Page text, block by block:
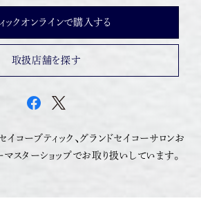
ックオンラインで購入する
取扱店舗を探す
イコーブティック、グランドセイコーサロンお
マスターショップでお取り扱いしています。